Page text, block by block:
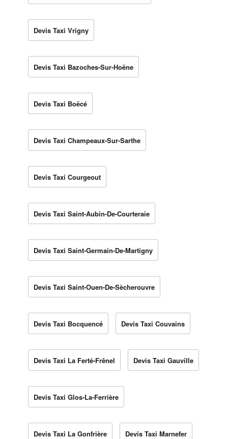
Devis Taxi Vrigny
Devis Taxi Bazoches-Sur-Hoëne
Devis Taxi Boëcé
Devis Taxi Champeaux-Sur-Sarthe
Devis Taxi Courgeout
Devis Taxi Saint-Aubin-De-Courteraie
Devis Taxi Saint-Germain-De-Martigny
Devis Taxi Saint-Ouen-De-Sècherouvre
Devis Taxi Bocquencé Devis Taxi Couvains
Devis Taxi La Ferté-Frênel Devis Taxi Gauville
Devis Taxi Glos-La-Ferrière
Devis Taxi La Gonfrière Devis Taxi Marnefer